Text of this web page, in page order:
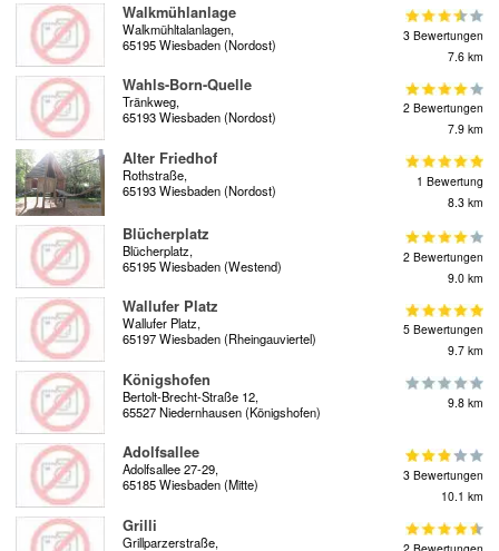
Walkmühlanlage
Walkmühltalanlagen,
65195 Wiesbaden (Nordost)
3 Bewertungen
7.6 km
Wahls-Born-Quelle
Tränkweg,
65193 Wiesbaden (Nordost)
2 Bewertungen
7.9 km
Alter Friedhof
Rothstraße,
65193 Wiesbaden (Nordost)
1 Bewertung
8.3 km
Blücherplatz
Blücherplatz,
65195 Wiesbaden (Westend)
2 Bewertungen
9.0 km
Wallufer Platz
Wallufer Platz,
65197 Wiesbaden (Rheingauviertel)
5 Bewertungen
9.7 km
Königshofen
Bertolt-Brecht-Straße 12,
65527 Niedernhausen (Königshofen)
9.8 km
Adolfsallee
Adolfsallee 27-29,
65185 Wiesbaden (Mitte)
3 Bewertungen
10.1 km
Grilli
Grillparzerstraße,